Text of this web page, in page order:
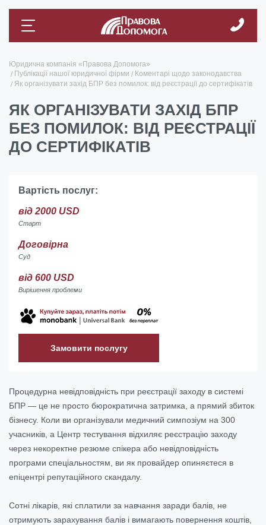
Юридична компанія «Правова Допомога»
Публікації нашої юридичної фірми
Коментарі щодо законодавства
Як організувати захід БПР без помилок: від реєстрації до сертифікатів
ЯК ОРГАНІЗУВАТИ ЗАХІД БПР
БЕЗ ПОМИЛОК: ВІД РЕЄСТРАЦІЇ
ДО СЕРТИФІКАТІВ
Вартість послуг:
від 2000 USD
Старт
Договірна
Суд
від 600 USD
Вирішення проблеми
Замовити послугу
Процедурна невідповідність при реєстрації заходу в системі
БПР — це не просто бюрократична затримка, а прямий збиток
бізнесу. Коли ви організували медичний симпозіум на 300
учасників, а Центр тестування відхиляє реєстрацію заходу
через некоректне резюме спікера або невідповідність
програми спеціальностям, ви як провайдер опиняєтеся в
епіцентрі репутаційного скандалу.
Сотні лікарів, які сплатили за навчання заради балів, не
отримують зарахування балів і вимагають повернення коштів,